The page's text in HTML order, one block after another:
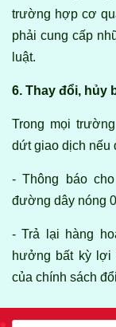
trường hợp cơ
phải cung cấp
luật.
6. Thay đổi, hủy
Trong mọi
dứt giao dịch nếu
- Thông báo
đường dây nóng
- Trả lại hàng
hưởng bất kỳ lợi
của chính sách